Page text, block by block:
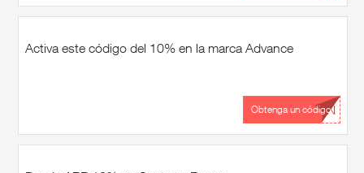
Activa este código del 10% en la marca Advance
...ÓN
Obtenga un código